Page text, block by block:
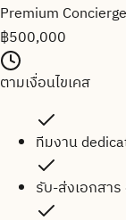
Premium Concierge
฿500,000
ตามเงื่อนไขเคส
ทีมงาน
รับ-ส่งเอกสา